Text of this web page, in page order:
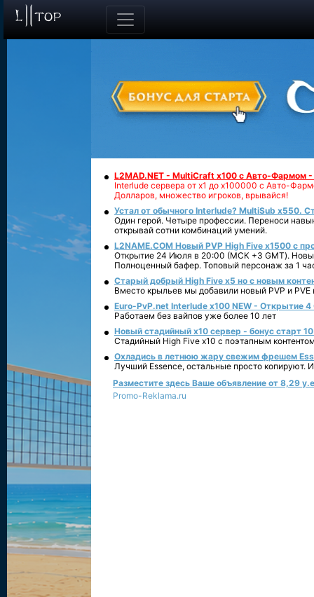
L2MAD.NET - MultiCraft x100 с Авто-Фармом
Interlude сервера от х1 до х100000 с Авто-
Долларов, множество игроков, врывайся!
Устал от обычного Interlude? MultiSub x550.
Один герой. Четыре профессии. Переноси
открывай сотни комбинаций умений.
L2NAME.COM Новый PVP High Five x1500 с
Открытие 24 Июля в 20:00 (МСК +3 GMT).
Полноценный бафер. Топовый персонаж за 1
Старый добрый High Five x5 но с новым
Вместо крыльев мы добавили новый PVP и PVE
Euro-PvP.net Interlude х100 NEW - Открытие 4
Работаем без вайпов уже более 10 лет
Новый стадийный х10 сервер - бонус старт
Стадийный High Five x10 с поэтапным
Охладись в летнюю жару свежим фрешем
Лучший Essence, остальные просто копируют.
Разместите здесь Ваше объявление от 8,29
Promo-Reklama.ru